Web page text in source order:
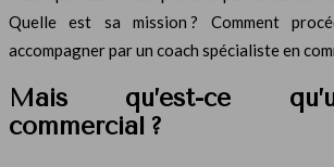
Quelle est sa mission ? Comment
accompagner par un coach spécialiste en
Mais qu’est-ce
commercial ?